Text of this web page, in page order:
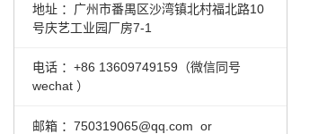
地址 ：广州市番禺区沙湾镇北村福北路10
号庆艺工业园厂房7-1
电话 ：+86 13609749159（微信同号
wechat ）
邮箱 ： 750319065@qq.com or